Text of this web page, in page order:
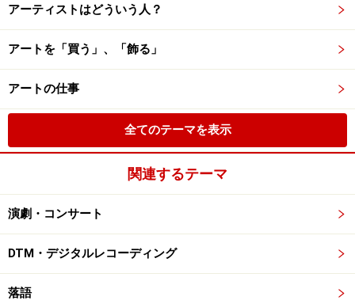
アーティストはどういう人？
アートを「買う」、「飾る」
アートの仕事
全てのテーマを表示
関連するテーマ
演劇・コンサート
DTM・デジタルレコーディング
落語